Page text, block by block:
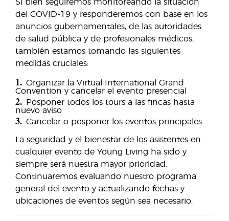
Si bien seguiremos monitoreando la situación
del COVID-19 y responderemos con base en los
anuncios gubernamentales, de las autoridades
de salud pública y de profesionales médicos,
también estamos tomando las siguientes
medidas cruciales:
1. Organizar la Virtual International Grand
Convention y cancelar el evento presencial
2.
Posponer todos los tours a las fincas hasta
nuevo aviso
3. Cancelar o posponer los eventos principales
La seguridad y el bienestar de los asistentes en
cualquier evento de Young Living ha sido y
siempre será nuestra mayor prioridad.
Continuaremos evaluando nuestro programa
general del evento y actualizando fechas y
ubicaciones de eventos según sea necesario.